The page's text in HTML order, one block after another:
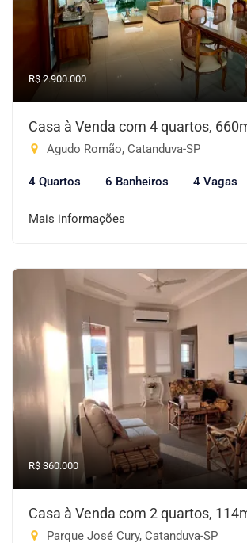
R$ 2.900.000
Casa à Venda com 4 quartos,
Agudo Romão, Catanduva-SP
4 Quartos 6 Banheiros 4 Vagas
Mais informações
R$ 360.000
Casa à Venda com 2 quartos,
Parque José Cury, Catanduva-SP